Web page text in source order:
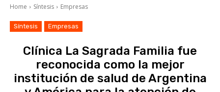
Home Síntesis Empresas
Síntesis Empresas
Clínica La Sagrada Familia fue
reconocida como la mejor
institución de salud de Argentina